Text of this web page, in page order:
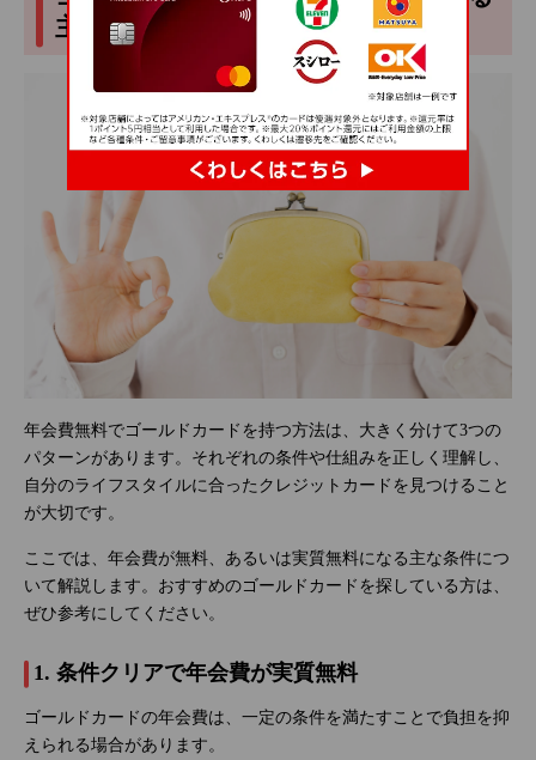
主なパターン3つ
年会費無料でゴールドカードを持つ方法は、大きく分けて3つの
パターンがあります。それぞれの条件や仕組みを正しく理解し、
自分のライフスタイルに合ったクレジットカードを見つけること
が大切です。
ここでは、年会費が無料、あるいは実質無料になる主な条件につ
いて解説します。おすすめのゴールドカードを探している方は、
ぜひ参考にしてください。
1. 条件クリアで年会費が実質無料
ゴールドカードの年会費は、一定の条件を満たすことで負担を抑
えられる場合があります。